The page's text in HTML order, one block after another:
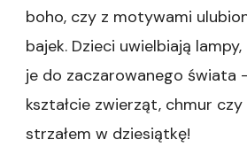
boho, czy z motywami
bajek. Dzieci uwielbiają
je do zaczarowanego świata
kształcie zwierząt, chmur
strzałem w dziesiątkę!